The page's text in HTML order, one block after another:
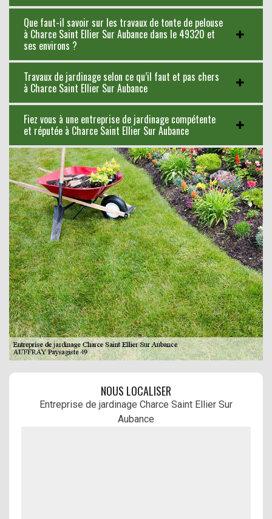
Que faut-il savoir sur les travaux de tonte de pelouse
à Charce Saint Ellier Sur Aubance dans le 49320 et
ses environs ?
Travaux de jardinage selon ce qu’il faut et pas chers
à Charce Saint Ellier Sur Aubance
Fiez vous à une entreprise de jardinage compétente
et réputée à Charce Saint Ellier Sur Aubance
NOUS LOCALISER
Entreprise de jardinage Charce Saint Ellier Sur
Aubance